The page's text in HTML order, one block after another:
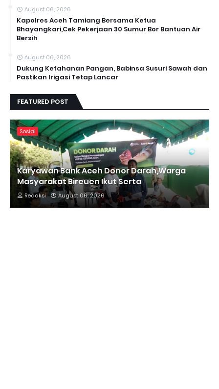
August 06, 2026
Kapolres Aceh Tamiang Bersama Ketua
Bhayangkari,Cek Pekerjaan 30 Sumur Bor Bantuan Air
Bersih
August 06, 2026
Dukung Ketahanan Pangan, Babinsa Susuri Sawah dan
Pastikan Irigasi Tetap Lancar
FEATURED POST
Sosial
Karyawan Bank Aceh Donor Darah,Warga
Masyarakat Bireuen Ikut Serta
Redaksi August 06, 2026